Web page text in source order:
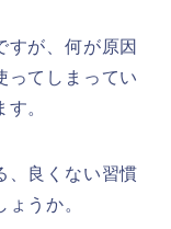
すが、何が原因
ってしまってい
。
、良くない習慣
うか。